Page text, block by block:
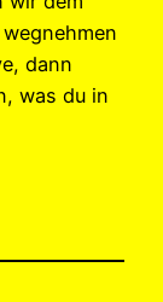
dann
was du in